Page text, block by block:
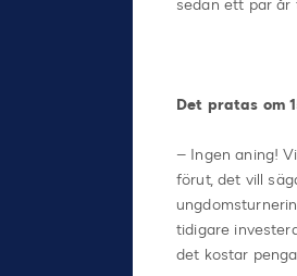
sedan ett par år
Det pratas om
– Ingen aning!
förut, det vill
tidigare
det kostar